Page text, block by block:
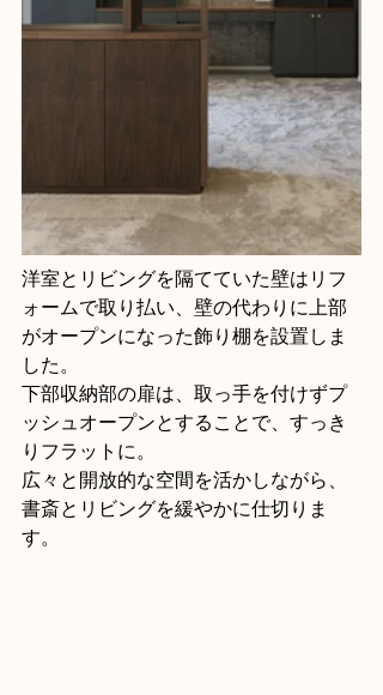
洋室とリビングを隔てていた壁はリフ
ォームで取り払い、壁の代わりに上部
がオープンになった飾り棚を設置しま
した。
下部収納部の扉は、取っ手を付けずプ
ッシュオープンとすることで、すっき
りフラットに。
広々と開放的な空間を活かしながら、
書斎とリビングを緩やかに仕切りま
す。